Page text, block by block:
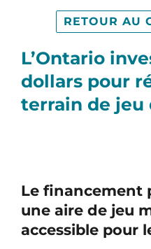
Contactez-nous
English
L’Ontario
dollars pour
terrain de jeu
RETOUR AU
Le financement
une aire de jeu
accessible pour